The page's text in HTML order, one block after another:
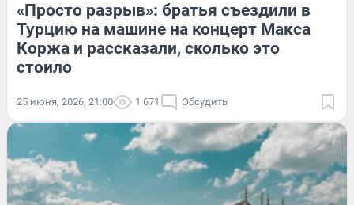
«Просто разрыв»: братья съездили в
Турцию на машине на концерт Макса
Коржа и рассказали, сколько это
стоило
25 июня, 2026, 21:00 1 671 Обсудить